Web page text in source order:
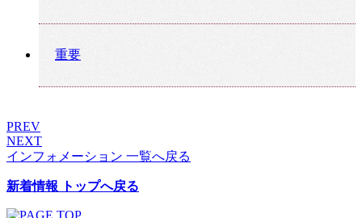
重要
PREV
NEXT
インフォメーション 一覧へ戻る
新着情報 トップへ戻る